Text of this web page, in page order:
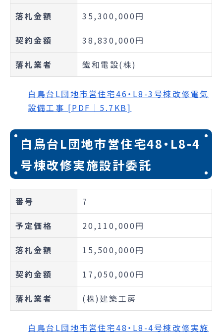
落札金額 35,300,000円
契約金額 38,830,000円
落札業者 鐵和電設(株)
白鳥台L団地市営住宅46・L8-3号棟改修電気
設備工事 [PDF｜5.7KB]
白鳥台L団地市営住宅48・L8-4
号棟改修実施設計委託
番号 7
予定価格 20,110,000円
落札金額 15,500,000円
契約金額 17,050,000円
落札業者 (株)建築工房
白鳥台L団地市営住宅48・L8-4号棟改修実施